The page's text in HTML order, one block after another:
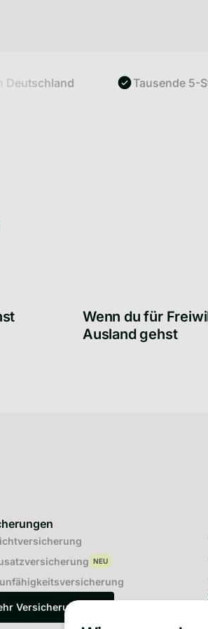
Tausende 5-
Wenn du für
Ausland gehst
NEU
Mehr Versicherungen
Versicherungen